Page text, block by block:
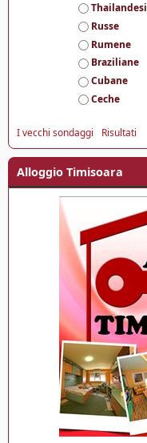
S
c
e
l
t
e
Thailandesi
Russe
Rumene
Braziliane
Cubane
Ceche
I vecchi sondaggi Risultati
Alloggio Timisoara